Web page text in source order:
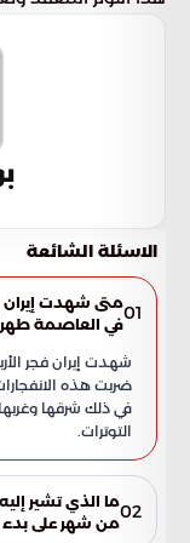
الاسئلة الشائعة
01متى شهدت إيران
في العاصمة
شهدت إيران فجر
ضربت هذه
في ذلك شرقها
التوترات.
02ما الذي تشير
من شهر على بدء